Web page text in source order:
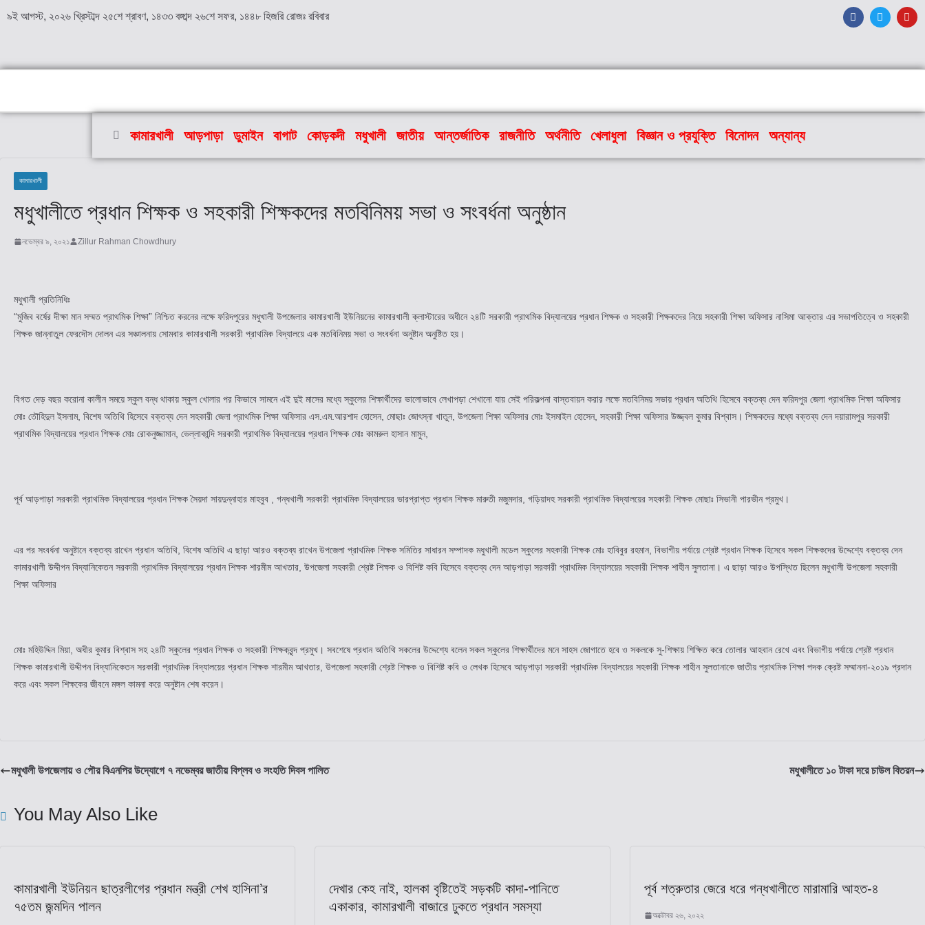
৯ই আগস্ট, ২০২৬ খ্রিস্টাব্দ ২৫শে শ্রাবণ, ১৪৩৩ বঙ্গাব্দ ২৬শে সফর, ১৪৪৮ হিজরি রোজঃ রবিবার
কামারখালী আড়পাড়া ডুমাইন বাগাট কোড়কদী মধুখালী জাতীয় আন্তর্জাতিক রাজনীতি অর্থনীতি খেলাধুলা বিজ্ঞান ও প্রযুক্তি বিনোদন অন্যান্য
কামারখালী
মধুখালীতে প্রধান শিক্ষক ও সহকারী শিক্ষকদের মতবিনিময় সভা ও সংবর্ধনা অনুষ্ঠান
নভেম্বর ৯, ২০২১ Zillur Rahman Chowdhury
মধুখালী প্রতিনিধিঃ
“মুজিব বর্ষের দীক্ষা মান সম্মত প্রাথমিক শিক্ষা” নিশ্চিত করনের লক্ষে ফরিদপুরের মধুখালী উপজেলার কামারখালী ইউনিয়নের কামারখালী ক্লাস্টারের অধীনে ২৪টি সরকারী প্রাথমিক বিদ্যালয়ের প্রধান শিক্ষক ও সহকারী শিক্ষকদের নিয়ে সহকারী শিক্ষা অফিসার নাসিমা আক্তার এর সভাপতিত্বে ও সহকারী
শিক্ষক জান্নাতুল ফেরদৌস দোলন এর সঞ্চালনায় সোমবার কামারখালী সরকারী প্রাথমিক বিদ্যালয়ে এক মতবিনিময় সভা ও সংবর্ধনা অনুষ্টান অনুষ্টিত হয়।
বিগত দেড় বছর করোনা কালীন সময়ে স্কুল বন্ধ থাকায় স্কুল খোলার পর কিভাবে সামনে এই দুই মাসের মধ্যে স্কুলের শিক্ষার্থীদের ভালোভাবে লেখাপড়া শেখানো যায় সেই পরিকল্পনা বাস্তবায়ন করার লক্ষে মতবিনিময় সভায় প্রধান অতিথি হিসেবে বক্তব্য দেন ফরিদপুর জেলা প্রাথমিক শিক্ষা অফিসার
মোঃ তৌহিদুল ইসলাম, বিশেষ অতিথি হিসেবে বক্তব্য দেন সহকারী জেলা প্রাথমিক শিক্ষা অফিসার এস.এম.আরশাদ হোসেন, মোছাঃ জোৎস্না খাতুন, উপজেলা শিক্ষা অফিসার মোঃ ইসমাইল হোসেন, সহকারী শিক্ষা অফিসার উজ্জ্বল কুমার বিশ্বাস। শিক্ষকদের মধ্যে বক্তব্য দেন দয়ারামপুর সরকারী
প্রাথমিক বিদ্যালয়ের প্রধান শিক্ষক মোঃ রোকনুজ্জামান, ভেল্লাকান্দি সরকারী প্রাথমিক বিদ্যালয়ের প্রধান শিক্ষক মোঃ কামরুল হাসান মামুন,
পূর্ব আড়পাড়া সরকারী প্রাথমিক বিদ্যালয়ের প্রধান শিক্ষক সৈয়দা সায়দুন্নাহার মাহবুব , গন্ধখালী সরকারী প্রাথমিক বিদ্যালয়ের ভারপ্রাপ্ত প্রধান শিক্ষক মারুতী মজুমদার, গড়িয়াদহ সরকারী প্রাথমিক বিদ্যালয়ের সহকারী শিক্ষক মোছাঃ সিভানী পারভীন প্রমুখ।
এর পর সংবর্ধনা অনুষ্টানে বক্তব্য রাখেন প্রধান অতিথি, বিশেষ অতিথি এ ছাড়া আরও বক্তব্য রাখেন উপজেলা প্রাথমিক শিক্ষক সমিতির সাধারন সম্পাদক মধুখালী মডেল স্কুলের সহকারী শিক্ষক মোঃ হাবিবুর রহমান, বিভাগীয় পর্যায়ে শ্রেষ্ট প্রধান শিক্ষক হিসেবে সকল শিক্ষকদের উদ্দেশ্যে বক্তব্য দেন
কামারখালী উদ্দীপন বিদ্যানিকেতন সরকারী প্রাথমিক বিদ্যালয়ের প্রধান শিক্ষক শারমীম আখতার, উপজেলা সহকারী শ্রেষ্ট শিক্ষক ও বিশিষ্ট কবি হিসেবে বক্তব্য দেন আড়পাড়া সরকারী প্রাথমিক বিদ্যালয়ের সহকারী শিক্ষক শাহীন সুলতানা। এ ছাড়া আরও উপস্থিত ছিলেন মধুখালী উপজেলা সহকারী
শিক্ষা অফিসার
মোঃ মহিউদ্দিন মিয়া, অধীর কুমার বিশ্বাস সহ ২৪টি স্কুলের প্রধান শিক্ষক ও সহকারী শিক্ষকবৃন্দ প্রমুখ। সবশেষে প্রধান অতিথি সকলের উদ্দেশ্যে বলেন সকল স্কুলের শিক্ষার্থীদের মনে সাহস জোগাতে হবে ও সকলকে সু-শিক্ষায় শিক্ষিত করে তোলার আহবান রেখে এবং বিভাগীয় পর্যায়ে শ্রেষ্ট প্রধান
শিক্ষক কামারখালী উদ্দীপন বিদ্যানিকেতন সরকারী প্রাথমিক বিদ্যালয়ের প্রধান শিক্ষক শারমীম আখতার, উপজেলা সহকারী শ্রেষ্ট শিক্ষক ও বিশিষ্ট কবি ও লেখক হিসেবে আড়পাড়া সরকারী প্রাথমিক বিদ্যালয়ের সহকারী শিক্ষক শাহীন সুলতানাকে জাতীয় প্রাথমিক শিক্ষা পদক ক্রেষ্ট সম্মাননা-২০১৯ প্রদান
করে এবং সকল শিক্ষকের জীবনে মঙ্গল কামনা করে অনুষ্টান শেষ করেন।
মধুখালী উপজেলায় ও পৌর বিএনপির উদ্যোগে ৭ নভেম্বর জাতীয় বিপ্লব ও সংহতি দিবস পালিত মধুখালীতে ১০ টাকা দরে চাউল বিতরন
You May Also Like
কামারখালী ইউনিয়ন ছাত্রলীগের প্রধান মন্ত্রী শেখ হাসিনা’র
৭৫তম জন্মদিন পালন
দেখার কেহ নাই, হালকা বৃষ্টিতেই সড়কটি কাদা-পানিতে
একাকার, কামারখালী বাজারে ঢুকতে প্রধান সমস্যা
পূর্ব শত্রুতার জেরে ধরে গন্ধখালীতে মারামারি আহত-৪
অক্টোবর ২৬, ২০২২